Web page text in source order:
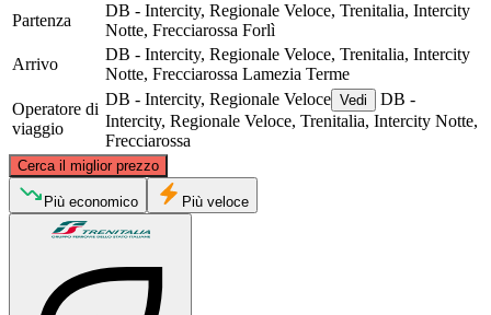
Partenza
DB - Intercity, Regionale Veloce, Trenitalia, Intercity
Notte, Frecciarossa Forlì
Arrivo
DB - Intercity, Regionale Veloce, Trenitalia, Intercity
Notte, Frecciarossa Lamezia Terme
Operatore di
viaggio
DB - Intercity, Regionale Veloce Vedi
DB -
Intercity, Regionale Veloce, Trenitalia, Intercity Notte,
Frecciarossa
Cerca il miglior prezzo
Forlì
Più economico Più veloce